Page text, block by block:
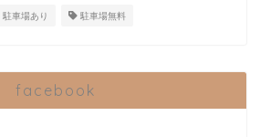
駐車場あり 駐車場無料
facebook